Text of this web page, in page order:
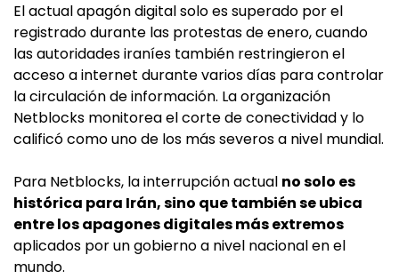
El actual apagón digital solo es superado por el
registrado durante las protestas de enero, cuando
las autoridades iraníes también restringieron el
acceso a internet durante varios días para controlar
la circulación de información. La organización
Netblocks monitorea el corte de conectividad y lo
calificó como uno de los más severos a nivel mundial.
Para Netblocks, la interrupción actual no solo es
histórica para Irán, sino que también se ubica
entre los apagones digitales más extremos
aplicados por un gobierno a nivel nacional en el
mundo.